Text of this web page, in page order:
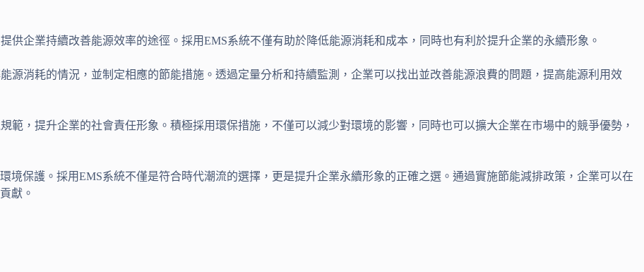
供企業持續改善能源效率的途徑。採用EMS系統不僅有助於降低能源消耗和成本，同時也有利於提升企業的永續形象。
源消耗的情況，並制定相應的節能措施。透過定量分析和持續監測，企業可以找出並改善能源浪費的問題，提高能源利用效
範，提升企業的社會責任形象。積極採用環保措施，不僅可以減少對環境的影響，同時也可以擴大企業在市場中的競爭優勢，
境保護。採用EMS系統不僅是符合時代潮流的選擇，更是提升企業永續形象的正確之選。通過實施節能減排政策，企業可以在
獻。